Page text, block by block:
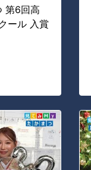
第6回高
ール 入賞